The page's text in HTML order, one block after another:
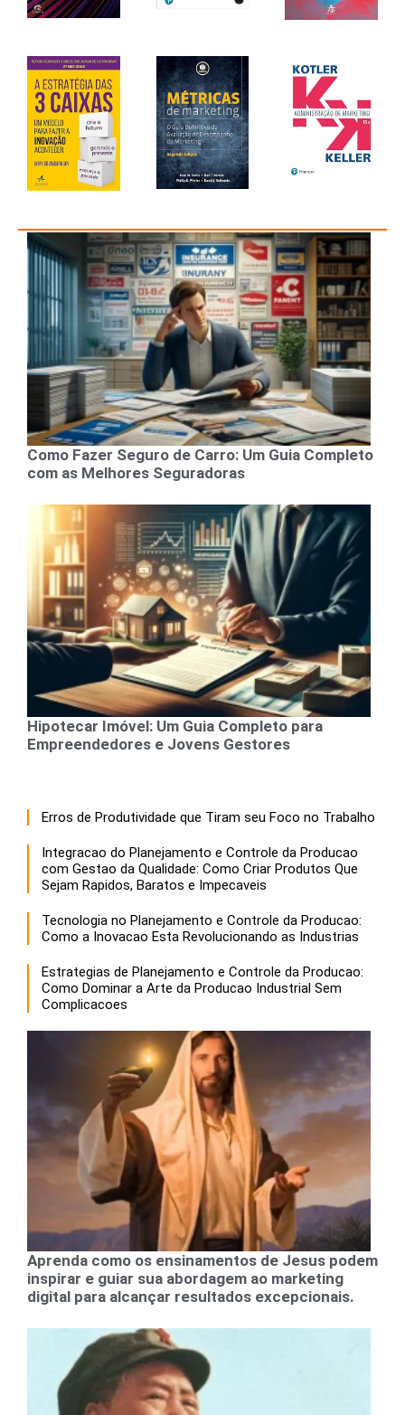
Como Fazer Seguro de Carro: Um Guia Completo
com as Melhores Seguradoras
Hipotecar Imóvel: Um Guia Completo para
Empreendedores e Jovens Gestores
Erros de Produtividade que Tiram seu Foco no Trabalho
Integracao do Planejamento e Controle da Producao
com Gestao da Qualidade: Como Criar Produtos Que
Sejam Rapidos, Baratos e Impecaveis
Tecnologia no Planejamento e Controle da Producao:
Como a Inovacao Esta Revolucionando as Industrias
Estrategias de Planejamento e Controle da Producao:
Como Dominar a Arte da Producao Industrial Sem
Complicacoes
Aprenda como os ensinamentos de Jesus podem
inspirar e guiar sua abordagem ao marketing
digital para alcançar resultados excepcionais.